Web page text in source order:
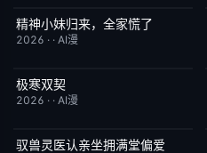
完结
精神小妹归来，全家慌了
2026 · · AI漫
完结
极寒双契
2026 · · AI漫
完结
驭兽灵医认亲坐拥满堂偏爱